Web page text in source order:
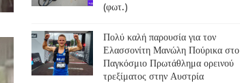
(φωτ.)
Πολύ καλή παρουσία για τον
Ελασσονίτη Μανώλη Πούρικα στο
Παγκόσμιο Πρωτάθλημα ορεινού
τρεξίματος στην Αυστρία